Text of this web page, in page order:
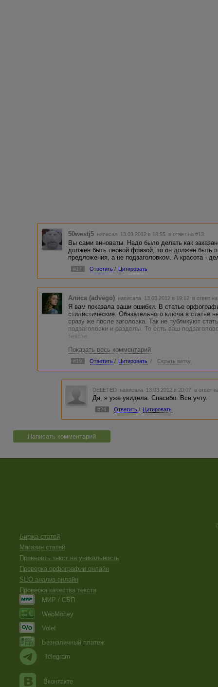
50westj5 написал 13.03.2012 в 18:55 в ответ на #13
Вы сами виноваты. Надо было делать как
должен быть первой фразой, то он должен быть
предложения, а не подзаголовком. А красота -
#17 Ответить / Цитировать
Алиса (advego) написала 13.03.2012 в 19:12 в ответ
Я вам показала ваши ошибки. В статье
стилистические. Обязательного ключа в статье
сразу же после заголовка. Так не публикуют
подзаголовки и разделы. То есть ваш
текста.
На ключи часто вставляют ссылки, поэтому
Показать весь комментарий
#19 Ответить / Цитировать / Скрыть ветку
DELETED написала 13.03.2012 в 20:07 в ответ
Да, я уже увидела. Спасибо. Все учту.
#24 Ответить / Цитировать
Написать комментарий
Биржа статей
Магазин статей
Проверить текст на уникальность
Проверка орфографии онлайн
SEO анализ онлайн
Проверка качества текста
МИР / СБП
WebMoney
Volet
Безналичный платеж
Telegram
Вконтакте